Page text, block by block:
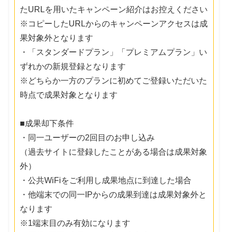
たURLを用いたキャンペーン紹介はお控えください
※コピーしたURLからのキャンペーンアクセスは成
果対象外となります
・「スタンダードプラン」「プレミアムプラン」い
ずれかの新規登録となります
※どちらか一方のプランに初めてご登録いただいた
時点で成果対象となります
■成果却下条件
・同一ユーザーの2回目のお申し込み
（過去サイトに登録したことがある場合は成果対象
外）
・公共WiFiをご利用し成果地点に到達した場合
・他端末での同一IPからの成果到達は成果対象外と
なります
※1端末目のみ有効になります